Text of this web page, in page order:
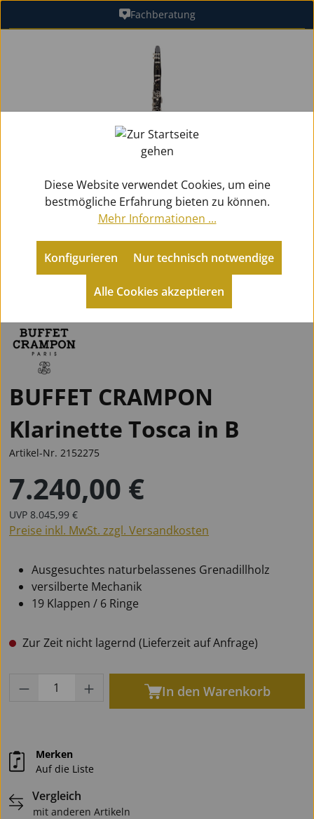
Zum Hauptinhalt springenFachberatung
Bildergalerie überspringen
Holzblasinstrumente
Bb-Klarinetten (Böhm)
BUFFET CRAMPON
Klarinette Tosca in B
Artikel-Nr. 2152275
Regulärer Preis:
7.240,00 €
UVP Regulärer Preis:
8.045,99 €
Preise inkl. MwSt. zzgl. Versandkosten
Ausgesuchtes naturbelassenes Grenadillholz
versilberte Mechanik
19 Klappen / 6 Ringe
Zur Zeit nicht lagernd (Lieferzeit auf Anfrage)
Produkt Anzahl: Gib den gewünschten
In den Warenkorb
Merken
Auf die Liste
Vergleich
mit anderen Artikeln
Diese Website verwendet Cookies, um eine
bestmögliche Erfahrung bieten zu können.
Mehr Informationen ...
Konfigurieren
Alle Cookies akzeptieren
Nur technisch notwendige